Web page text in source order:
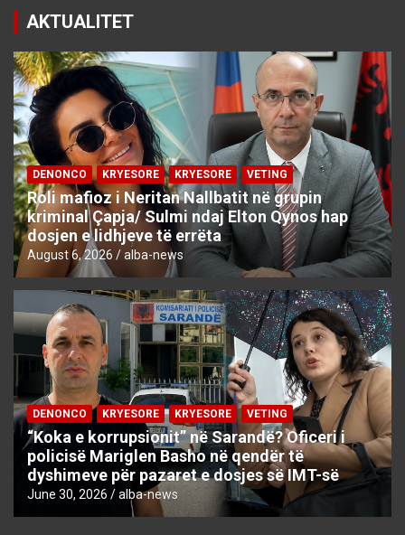
AKTUALITET
DENONCO KRYESORE KRYESORE VETING
Roli mafioz i Neritan Nallbatit në grupin
kriminal Çapja/ Sulmi ndaj Elton Qynos hap
dosjen e lidhjeve të errëta
August 6, 2026 alba-news
DENONCO KRYESORE KRYESORE VETING
“Koka e korrupsionit” në Sarandë? Oficeri i
policisë Mariglen Basho në qendër të
dyshimeve për pazaret e dosjes së IMT-së
June 30, 2026 alba-news